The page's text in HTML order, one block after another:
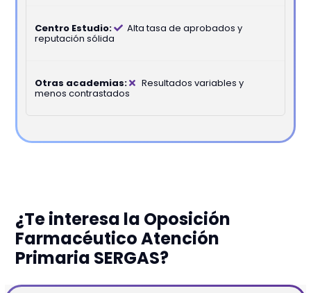
Alta tasa de aprobados y
reputación sólida
Resultados variables y
menos contrastados
¿Te interesa la Oposición
Farmacéutico Atención
Primaria SERGAS?